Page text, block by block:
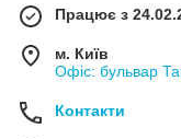
Працює з
м. Київ
Офіс: бульвар
Контакти